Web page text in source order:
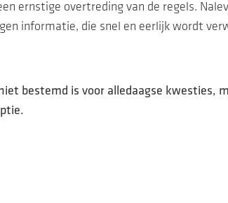
ernstige overtreding van de regels.
informatie, die snel en eerlijk wordt
bestemd is voor alledaagse kwesties,